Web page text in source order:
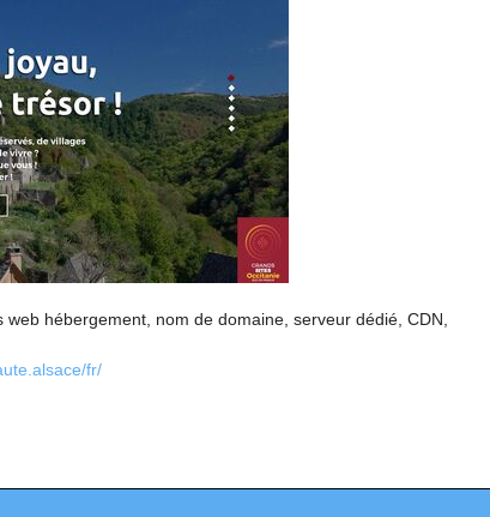
hébergement, nom de domaine, serveur dédié, CDN,
fr/